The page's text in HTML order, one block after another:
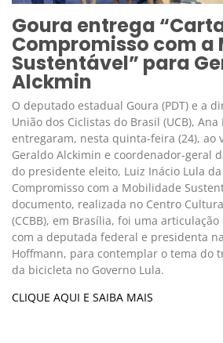
Goura entrega
Compromisso com a
Sustentável” para
Alckmin
O deputado estadual Goura (PDT) e a
União dos Ciclistas do Brasil (UCB),
entregaram, nesta quinta-feira (24), ao
Geraldo Alckimin e coordenador-geral
do presidente eleito, Luiz Inácio Lula da
Compromisso com a Mobilidade
documento, realizada no Centro
(CCBB), em Brasília, foi uma
com a deputada federal e presidenta
Hoffmann, para contemplar o tema do
da bicicleta no Governo Lula.
CLIQUE AQUI E SAIBA MAIS